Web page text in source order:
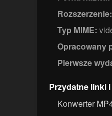
Rozszerzenie:
Typ MIME:
Opracowany
Pierwsze
Przydatne linki
Konwerter